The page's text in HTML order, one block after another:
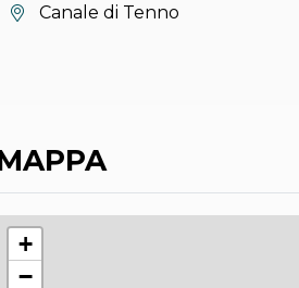
Località:Canale di Tenno
+
−